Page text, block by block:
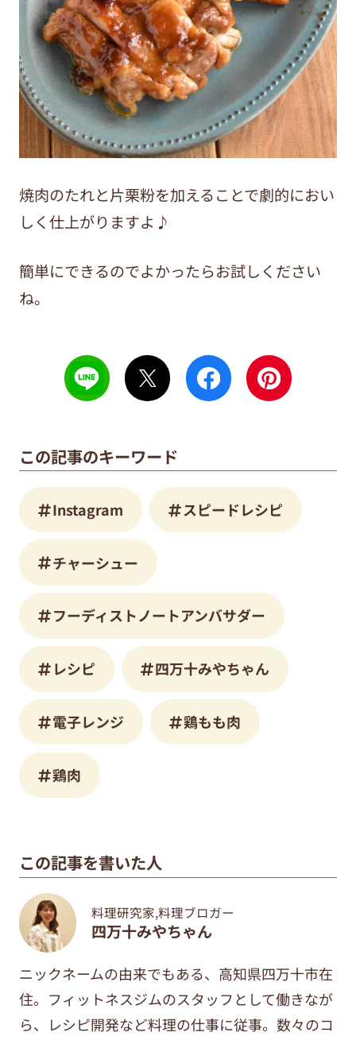
焼肉のたれと片栗粉を加えることで劇的におい
しく仕上がりますよ♪
簡単にできるのでよかったらお試しください
ね。
この記事のキーワード
Instagram スピードレシピ
チャーシュー
フーディストノートアンバサダー
レシピ 四万十みやちゃん
電子レンジ 鶏もも肉
鶏肉
この記事を書いた人
料理研究家,料理ブロガー
四万十みやちゃん
ニックネームの由来でもある、高知県四万十市在
住。フィットネスジムのスタッフとして働きなが
ら、レシピ開発など料理の仕事に従事。数々のコ